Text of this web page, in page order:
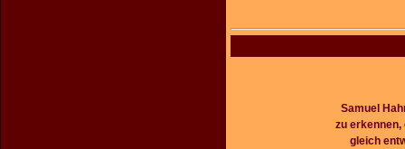
Samuel
zu
gleich